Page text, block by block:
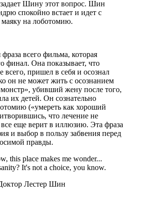
Шину этот вопрос. Шин
спокойно встает и идет с
маяку на лоботомию.
всего фильма, которая
финал. Она показывает, что
всего, пришел в себя и осознал
он не может жить с осознанием
убивший жену после того,
их детей. Он сознательно
(«умереть как хороший
что лечение не
еще верит в иллюзию. Эта фраза
и выбор в пользу забвения перед
правды.
this place makes me wonder...
It's not a choice, you know.
Лестер Шин